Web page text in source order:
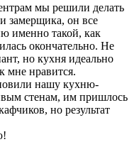
мы решили делать
замерщика, он все
именно такой, как
окончательно. Не
но кухня идеально
мне нравится.
нашу кухню-
стенам, им пришлось
но результат